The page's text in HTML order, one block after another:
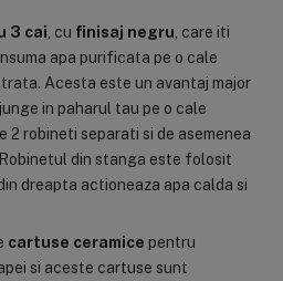
3 cai , cu finisaj negru , care iti
apa purificata pe o cale
Acesta este un avantaj major
in paharul tau pe o cale
2 robineti separati si de asemenea
din stanga este folosit
dreapta actioneaza apa calda si
cartuse ceramice pentru
si aceste cartuse sunt